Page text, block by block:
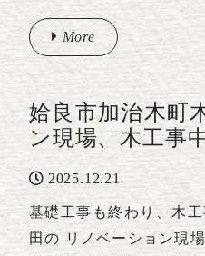
More
姶良市加治木町
ン現場、木工事
2025.12.21
基礎工事も終わり、木
田の リノベーション現